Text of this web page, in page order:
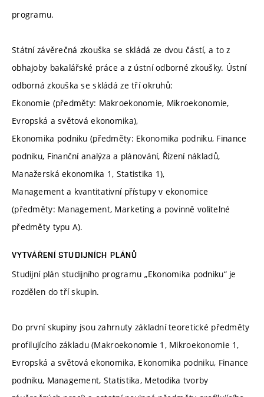
programu.
Státní závěrečná zkouška se skládá ze dvou částí, a to z
obhajoby bakalářské práce a z ústní odborné zkoušky. Ústní
odborná zkouška se skládá ze tří okruhů:
Ekonomie (předměty: Makroekonomie, Mikroekonomie,
Evropská a světová ekonomika),
Ekonomika podniku (předměty: Ekonomika podniku, Finance
podniku, Finanční analýza a plánování, Řízení nákladů,
Manažerská ekonomika 1, Statistika 1),
Management a kvantitativní přístupy v ekonomice
(předměty: Management, Marketing a povinně volitelné
předměty typu A).
VYTVÁŘENÍ STUDIJNÍCH PLÁNŮ
Studijní plán studijního programu „Ekonomika podniku“ je
rozdělen do tří skupin.
Do první skupiny jsou zahrnuty základní teoretické předměty
profilujícího základu (Makroekonomie 1, Mikroekonomie 1,
Evropská a světová ekonomika, Ekonomika podniku, Finance
podniku, Management, Statistika, Metodika tvorby